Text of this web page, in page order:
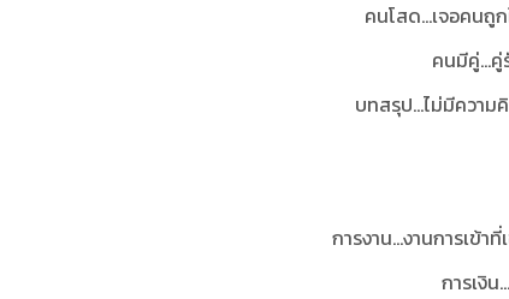
คนโสด...เจอคนถู
คนมีคู่...คู่
บทสรุป...ไม่มีความ
การงาน...งานการเข้า
การเงิน